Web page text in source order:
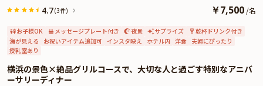
4.7(3件) ￥7,500 /名
お子様OK メッセージプレート付き 夜景 サプライズ
乾杯ドリンク付き
海が見える
お祝いアイテム追加可 インスタ映え ホテル内 洋食 夫婦にぴったり
授乳室あり
横浜の景色×絶品グリルコースで、大切な人と過ごす特別なアニバ
ーサリーディナー